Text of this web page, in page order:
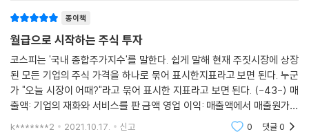
종이책
월급으로 시작하는 주식 투자
코스피는 '국내 종합주가지수'를 말한다. 쉽게 말해 현재 주짓시장에 상장
된 모든 기업의 주식 가격을 하나로 묶어 표시한지표라고 보면 된다. 누군
가 "오늘 시장이 어때?"라고 묶어 표시한 지표라고 보면 된다. (-43-) 매
출액: 기업의 재화와 서비스를 판 금액 영업 이익: 매출액에서 매출원가랑
판매비와 관리비(영업하면서 든 비용) 를 제한 금액 당깃훈이익: 여업이익
k*******2 2021.10.17. 신고 0 댓글0